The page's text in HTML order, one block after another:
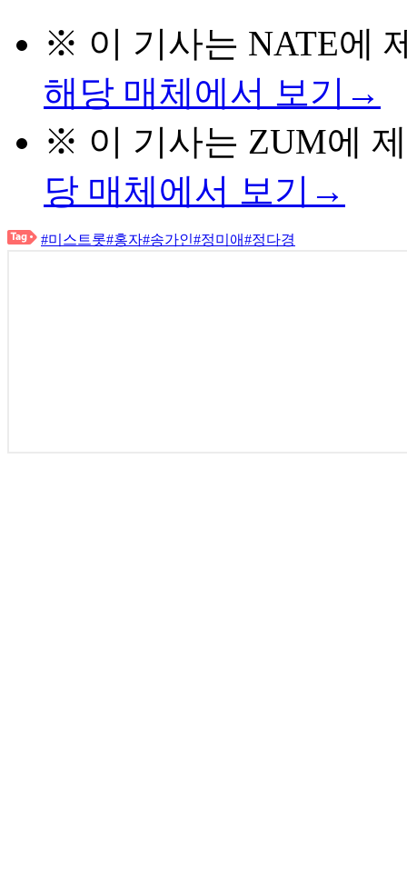
※ 이 기사는 NATE에
해당 매체에서 보기→
※ 이 기사는 ZUM에
당 매체에서 보기→
#미스트롯#홍자#송가인#정미애#정다경